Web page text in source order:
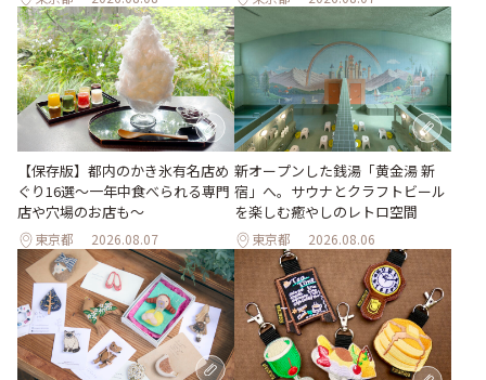
【保存版】都内のかき氷有名店め
ぐり16選～一年中食べられる専門
店や穴場のお店も～
東京都 2026.08.07
新オープンした銭湯「黄金湯 新
宿」へ。サウナとクラフトビール
を楽しむ癒やしのレトロ空間
東京都 2026.08.06